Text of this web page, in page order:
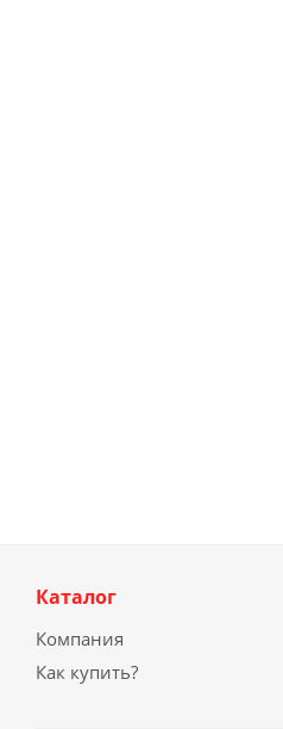
Каталог
Компания
Как купить?